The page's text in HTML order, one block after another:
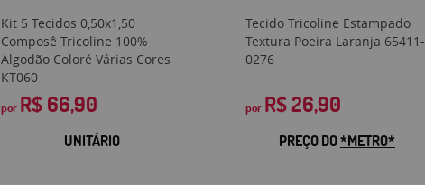
Kit 5 Tecidos 0,50x1,50
Composê Tricoline 100%
Algodão Coloré Várias Cores
KT060
por R$ 66,90
UNITÁRIO
Tecido Tricoline Estampado
Textura Poeira Laranja 65411-
0276
por R$ 26,90
PREÇO DO*METRO*